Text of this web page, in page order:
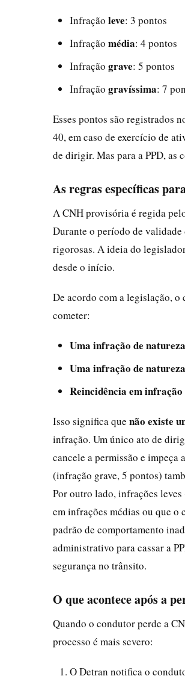
Infração leve: 3 pontos
Infração média: 4 pontos
Infração grave: 5 pontos
Infração gravíssima: 7
Esses pontos são registrados
40, em caso de exercício de
de dirigir. Mas para a PPD, as
As regras específicas
A CNH provisória é regida
Durante o período de validade
rigorosas. A ideia do
desde o início.
De acordo com a legislação,
cometer:
Uma infração de
Uma infração de
Reincidência em
Isso significa que não existe
infração. Um único ato de
cancele a permissão e
(infração grave, 5 pontos)
Por outro lado, infrações
em infrações médias ou que o
padrão de comportamento
administrativo para cassar a
segurança no trânsito.
O que acontece após a
Quando o condutor perde a
processo é mais severo:
O Detran notifica o